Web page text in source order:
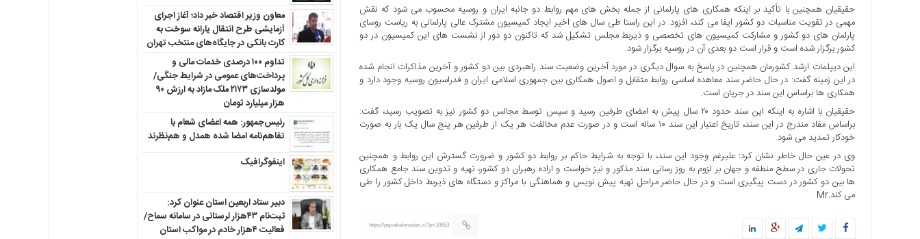
حقیقیان همچنین با تأکید بر اینکه همکاری های پارلمانی از جمله بخش های مهم روابط دو جانبه ایران و روسیه محسوب می شود که نقش
مهمی در تقویت مناسبات دو کشور ایفا می کند، افزود: در این راستا طی سال های اخیر ایجاد کمیسیون مشترک عالی پارلمانی به ریاست روسای
پارلمان های دو کشور و مشارکت کمیسیون های تخصصی و ذیربط مجلس تشکیل شد که تاکنون دو دور از نشست های این کمیسیون در دو
کشور برگزار شده است و قرار است دو بعدی آن در روسیه برگزار شود.
این دیپلمات ارشد کشورمان همچنین در پاسخ به سوال دیگری در مورد آخرین وضعیت سند راهبردی بین دو کشور و آخرین مذاکرات انجام شده
در این زمینه گفت: در حال حاضر سند معاهده اساسی روابط متقابل و اصول همکاری بین جمهوری اسلامی ایران و فدراسیون روسیه وجود دارد و
همکاری ها براساس این سند در جریان است.
حقیقیان با اشاره به اینکه این سند حدود ۲۰ سال پیش به امضای طرفین رسید و سپس توسط مجالس دو کشور نیز به تصویب رسید، گفت:
براساس مفاد مندرج در این سند، تاریخ اعتبار این سند ۱۰ ساله است و در صورت عدم مخالفت هر یک از طرفین هر پنج سال یک بار به صورت
خودکار تمدید می شود.
وی در عین حال خاطر نشان کرد: علیرغم وجود این سند، با توجه به شرایط حاکم بر روابط دو کشور و ضرورت گسترش این روابط و همچنین
تحولات جاری در سطح منطقه و جهان بر لزوم به روز رسانی سند مذکور و نیز خواست و اراده رهبران دو کشور، تهیه و تدوین سند جامع همکاری
ها بین دو کشور در دست پیگیری است و در حال حاضر مراحل تهیه پیش نویس و هماهنگی با مراکز و دستگاه های ذیربط داخل کشور را طی
می کند.Mr
https://pejvakelorestan.ir/?p=10653
معاون وزیر اقتصاد خبر داد؛ آغاز اجرای
آزمایشی طرح انتقال یارانه سوخت به
کارت بانکی در جایگاه‌های منتخب تهران
تداوم ۱۰۰ درصدی خدمات مالی و
پرداخت‌های عمومی در شرایط جنگی/
مولدسازی ۲۱۷۳ ملک مازاد به ارزش ۹۰
هزار میلیارد تومان
رئیس‌جمهور: همه اعضای شعام با
تفاهم‌نامه امضا شده همدل و هم‌نظرند
اینفوگرافیک
دبیر ستاد اربعین استان عنوان کرد:
ثبت‌نام ۴۳هزار لرستانی در سامانه سماح/
فعالیت ۴هزار خادم در مواکب استان